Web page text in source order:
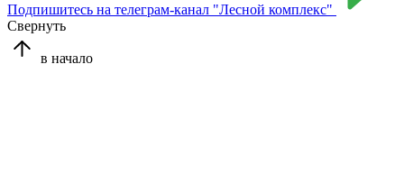
Подпишитесь на телеграм-канал "Лесной комплекс"
Свернуть
в начало